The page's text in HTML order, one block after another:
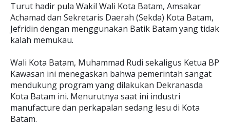
Turut hadir pula Wakil Wali Kota Batam, Amsakar
Achamad dan Sekretaris Daerah (Sekda) Kota Batam,
Jefridin dengan menggunakan Batik Batam yang tidak
kalah memukau.
Wali Kota Batam, Muhammad Rudi sekaligus Ketua BP
Kawasan ini menegaskan bahwa pemerintah sangat
mendukung program yang dilakukan Dekranasda
Kota Batam ini. Menurutnya saat ini industri
manufacture dan perkapalan sedang lesu di Kota
Batam.